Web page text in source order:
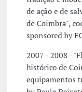
de ação e de
de Coimbra",
sponsored by
2007 - 2008 -
histórico de
equipamentos